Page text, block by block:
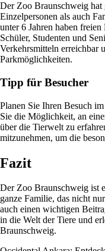
Der Zoo Braunschweig
Einzelpersonen als auch
unter 6 Jahren haben
Schüler, Studenten und
Verkehrsmitteln erreichbar
Parkmöglichkeiten.
Tipp für Besucher
Planen Sie Ihren Besuch
Sie die Möglichkeit, an
über die Tierwelt zu
mitzunehmen, um die
Fazit
Der Zoo Braunschweig ist
ganze Familie, das nicht
auch einen wichtigen
in die Welt der Tiere und
Braunschweig.